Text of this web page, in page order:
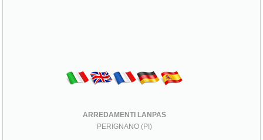
ARREDAMENTI LANPAS
PERIGNANO (PI)